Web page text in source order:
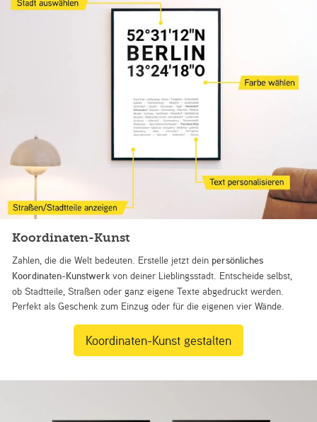
Koordinaten-Kunst
Zahlen, die die Welt bedeuten. Erstelle jetzt dein persönliches
Koordinaten-Kunstwerk von deiner Lieblingsstadt. Entscheide selbst,
ob Stadtteile, Straßen oder ganz eigene Texte abgedruckt werden.
Perfekt als Geschenk zum Einzug oder für die eigenen vier Wände.
Koordinaten-Kunst gestalten